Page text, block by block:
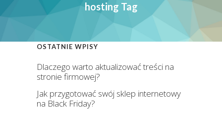
hosting Tag
OSTATNIE WPISY
Dlaczego warto aktualizować treści na
stronie firmowej?
Jak przygotować swój sklep internetowy
na Black Friday?